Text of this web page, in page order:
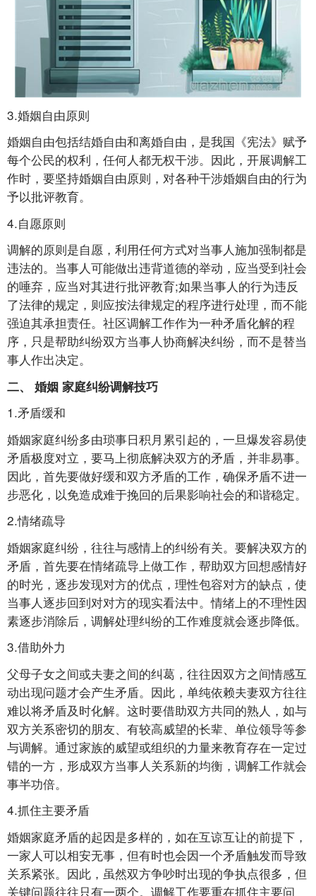
3.婚姻自由原则
婚姻自由包括结婚自由和离婚自由，是我国《宪法》赋予
每个公民的权利，任何人都无权干涉。因此，开展调解工
作时，要坚持婚姻自由原则，对各种干涉婚姻自由的行为
予以批评教育。
4.自愿原则
调解的原则是自愿，利用任何方式对当事人施加强制都是
违法的。当事人可能做出违背道德的举动，应当受到社会
的唾弃，应当对其进行批评教育;如果当事人的行为违反
了法律的规定，则应按法律规定的程序进行处理，而不能
强迫其承担责任。社区调解工作作为一种矛盾化解的程
序，只是帮助纠纷双方当事人协商解决纠纷，而不是替当
事人作出决定。
二、 婚姻 家庭纠纷调解技巧
1.矛盾缓和
婚姻家庭纠纷多由琐事日积月累引起的，一旦爆发容易使
矛盾极度对立，要马上彻底解决双方的矛盾，并非易事。
因此，首先要做好缓和双方矛盾的工作，确保矛盾不进一
步恶化，以免造成难于挽回的后果影响社会的和谐稳定。
2.情绪疏导
婚姻家庭纠纷，往往与感情上的纠纷有关。要解决双方的
矛盾，首先要在情绪疏导上做工作，帮助双方回想感情好
的时光，逐步发现对方的优点，理性包容对方的缺点，使
当事人逐步回到对对方的现实看法中。情绪上的不理性因
素逐步消除后，调解处理纠纷的工作难度就会逐步降低。
3.借助外力
父母子女之间或夫妻之间的纠葛，往往因双方之间情感互
动出现问题才会产生矛盾。因此，单纯依赖夫妻双方往往
难以将矛盾及时化解。这时要借助双方共同的熟人，如与
双方关系密切的朋友、有较高威望的长辈、单位领导等参
与调解。通过家族的威望或组织的力量来教育存在一定过
错的一方，形成双方当事人关系新的均衡，调解工作就会
事半功倍。
4.抓住主要矛盾
婚姻家庭矛盾的起因是多样的，如在互谅互让的前提下，
一家人可以相安无事，但有时也会因一个矛盾触发而导致
关系紧张。因此，虽然双方争吵时出现的争执点很多，但
关键问题往往只有一两个。调解工作要重在抓住主要问